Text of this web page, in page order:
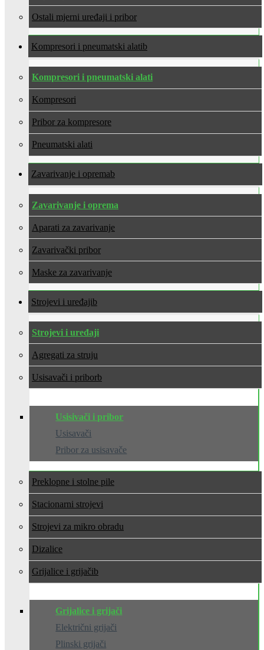
Ostali mjerni uređaji i pribor
Kompresori i pneumatski alati
Kompresori i pneumatski alati
Kompresori
Pribor za kompresore
Pneumatski alati
Zavarivanje i oprema
Zavarivanje i oprema
Aparati za zavarivanje
Zavarivački pribor
Maske za zavarivanje
Strojevi i uređaji
Strojevi i uređaji
Agregati za struju
Usisavači i pribor
Usisivači i pribor
Usisavači
Pribor za usisavače
Preklopne i stolne pile
Stacionarni strojevi
Strojevi za mikro obradu
Dizalice
Grijalice i grijači
Grijalice i grijači
Električni grijači
Plinski grijači